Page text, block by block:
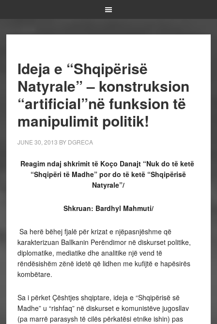
Ideja e “Shqipërisë
Natyrale” – konstruksion
“artificial”në funksion të
manipulimit politik!
JUNE 30, 2013 BY DGRECA
Reagim ndaj shkrimit të Koço Danajt “Nuk do të ketë
“Shqipëri të Madhe” por do të ketë “Shqipërisë
Natyrale”/
Shkruan: Bardhyl Mahmuti/
Sa herë bëhej fjalë për krizat e njëpasnjëshme që
karakterizuan Ballkanin Perëndimor në diskurset politike,
diplomatike, mediatike dhe analitike një vend të
rëndësishëm zënë idetë që lidhen me kufijtë e hapësirës
kombëtare.
Sa i përket Çështjes shqiptare, ideja e “Shqipërisë së
Madhe” u “rishfaq” në diskurset e komunistëve jugosllav
(pa marrë parasysh të cilës përkatësi etnike ishin) pas